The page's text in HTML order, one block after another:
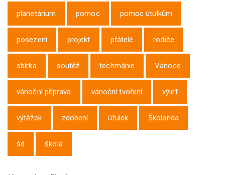
planetárium pomoc pomoc útulkům
posezení projekt přátelé rodiče
sbírka soutěž techmánie Vánoce
vánoční příprava vánoční tvoření výlet
výtěžek zdobení útulek Školanda
šd škola